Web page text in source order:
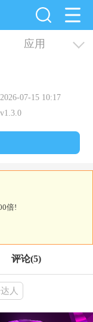
应用
07-15 10:17
倍!
评论(5)
人